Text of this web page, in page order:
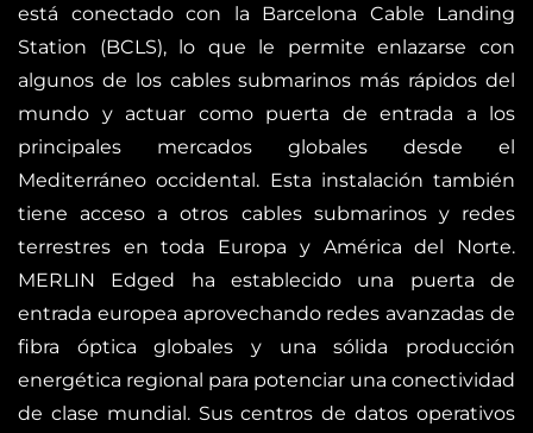
está conectado con la Barcelona Cable Landing
Station (BCLS), lo que le permite enlazarse con
algunos de los cables submarinos más rápidos del
mundo y actuar como puerta de entrada a los
principales mercados globales desde el
Mediterráneo occidental. Esta instalación también
tiene acceso a otros cables submarinos y redes
terrestres en toda Europa y América del Norte.
MERLIN Edged ha establecido una puerta de
entrada europea aprovechando redes avanzadas de
fibra óptica globales y una sólida producción
energética regional para potenciar una conectividad
de clase mundial. Sus centros de datos operativos